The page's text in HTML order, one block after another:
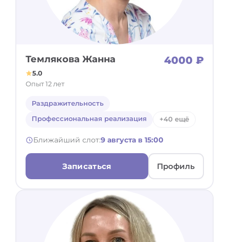
Темлякова Жанна 4000 ₽
5.0
Опыт 12 лет
Раздражительность
Профессиональная реализация
+40 ещё
Ближайший слот:9 августа в 15:00
Записаться Профиль